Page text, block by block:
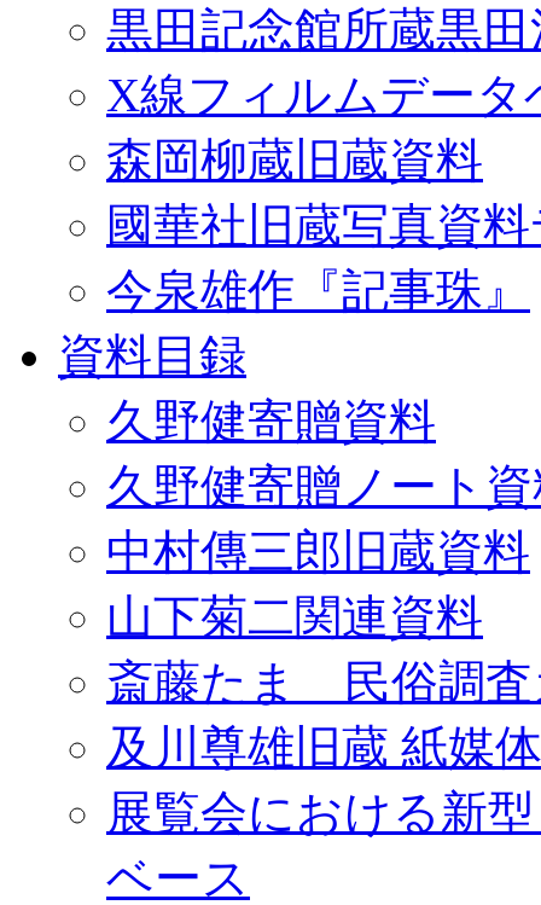
黒田記念館所蔵黒
X線フィルムデータ
森岡柳蔵旧蔵資料
國華社旧蔵写真資
今泉雄作『記事珠』
資料目録
久野健寄贈資料
久野健寄贈ノート
中村傳三郎旧蔵資料
山下菊二関連資料
斎藤たま 民俗調査
及川尊雄旧蔵 紙媒
展覧会における新
ベース